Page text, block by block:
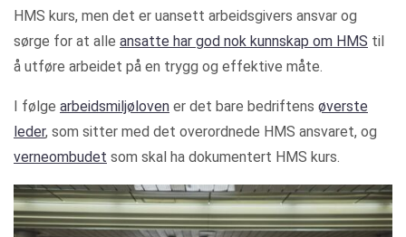
HMS kurs, men det er uansett arbeidsgivers ansvar og
sørge for at alle ansatte har god nok kunnskap om HMS til
å utføre arbeidet på en trygg og effektive måte.
I følge arbeidsmiljøloven er det bare bedriftens øverste
leder, som sitter med det overordnede HMS ansvaret, og
verneombudet som skal ha dokumentert HMS kurs.